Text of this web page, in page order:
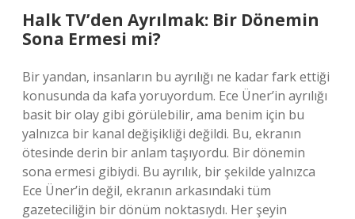
Halk TV’den Ayrılmak: Bir Dönemin
Sona Ermesi mi?
Bir yandan, insanların bu ayrılığı ne kadar fark ettiği
konusunda da kafa yoruyordum. Ece Üner’in ayrılığı
basit bir olay gibi görülebilir, ama benim için bu
yalnızca bir kanal değişikliği değildi. Bu, ekranın
ötesinde derin bir anlam taşıyordu. Bir dönemin
sona ermesi gibiydi. Bu ayrılık, bir şekilde yalnızca
Ece Üner’in değil, ekranın arkasındaki tüm
gazeteciliğin bir dönüm noktasıydı. Her şeyin